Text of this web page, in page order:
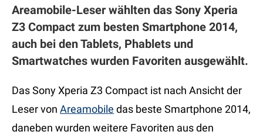
Areamobile-Leser wählten das Sony Xperia
Z3 Compact zum besten Smartphone 2014,
auch bei den Tablets, Phablets und
Smartwatches wurden Favoriten ausgewählt.
Das Sony Xperia Z3 Compact ist nach Ansicht der
Leser von Areamobile das beste Smartphone 2014,
daneben wurden weitere Favoriten aus den